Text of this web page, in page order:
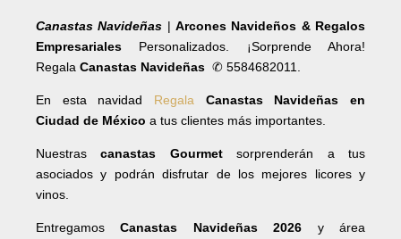
Canastas Navideñas |Arcones Navideños & Regalos
Empresariales Personalizados. ¡Sorprende Ahora!
Regala Canastas Navideñas ✆ 5584682011.
En esta navidad Regala Canastas Navideñas en
Ciudad de México a tus clientes más importantes.
Nuestrascanastas Gourmetsorprenderán a tus
asociados y podrán disfrutar de los mejores licores y
vinos.
EntregamosCanastas Navideñas 2026 y área